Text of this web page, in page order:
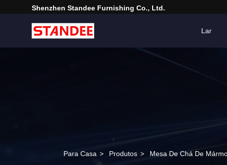
Shenzhen Standee Furnishing Co., Ltd.
Lar
Para Casa > Produtos > Mesa De Chá De